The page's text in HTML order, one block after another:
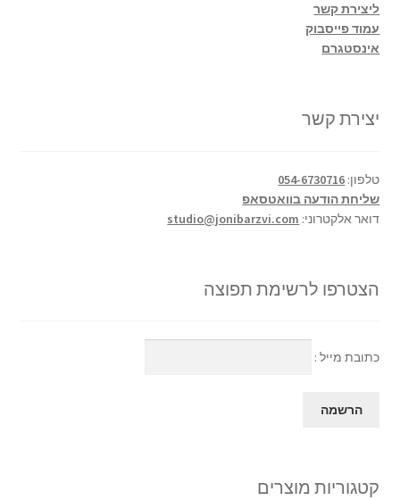
ליצירת קשר
עמוד פייסבוק
אינסטגרם
יצירת קשר
טלפון: 054-6730716
שליחת הודעה בוואטסאפ
דואר אלקטרוני: studio@jonibarzvi.com
הצטרפו לרשימת תפוצה
כתובת מייל :
קטגוריות מוצרים